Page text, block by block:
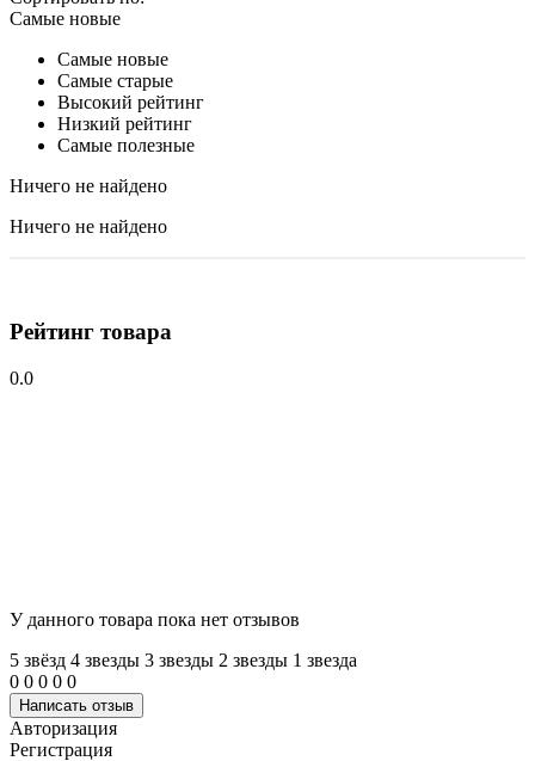
Самые новые
Самые новые
Самые старые
Высокий рейтинг
Низкий рейтинг
Самые полезные
Ничего не найдено
Ничего не найдено
Рейтинг товара
0.0
У данного товара пока нет отзывов
5 звёзд 4 звeзды 3 звeзды 2 звeзды 1 звeзда
0 0 0 0 0
Написать отзыв
Авторизация
Регистрация